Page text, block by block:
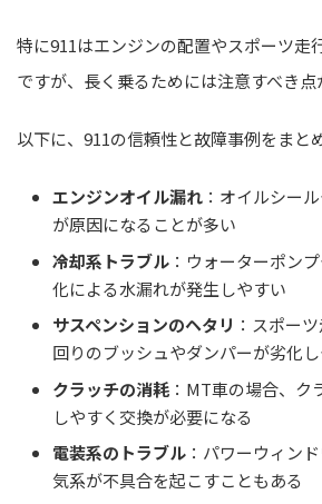
特に911はエンジンの配置やスポーツ走
ですが、長く乗るためには注意すべき点
以下に、911の信頼性と故障事例をまと
エンジンオイル漏れ ：オイルシー
が原因になることが多い
冷却系トラブル ：ウォーターポン
化による水漏れが発生しやすい
サスペンションのヘタリ ：スポー
回りのブッシュやダンパーが劣化
クラッチの消耗 ：MT車の場合、ク
しやすく交換が必要になる
電装系のトラブル ：パワーウィン
気系が不具合を起こすこともある